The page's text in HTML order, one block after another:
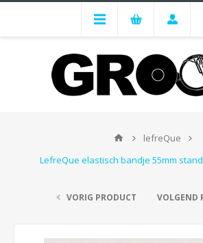
lefreQue
LefreQue elastisch bandje 55mm
VORIG PRODUCT VOLGEND